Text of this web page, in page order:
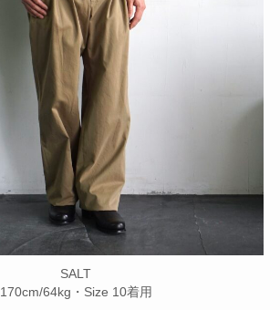
SALT
170cm/64kg・Size 10着用